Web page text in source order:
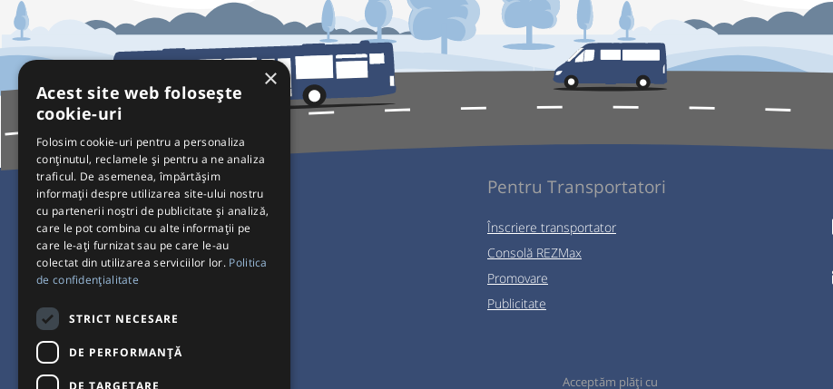
Pentru Călători
Curse autobuz
Plecări/Sosiri
Setări de cookie-uri
Pentru Transportatori
Înscriere transportator
Consolă REZMax
Promovare
Publicitate
Acceptăm plăți cu
×
Acest site web folosește
cookie-uri
Folosim cookie-uri pentru a personaliza
conținutul, reclamele și pentru a ne analiza
traficul. De asemenea, împărtășim
informații despre utilizarea site-ului nostru
cu partenerii noștri de publicitate și analiză,
care le pot combina cu alte informații pe
care le-ați furnizat sau pe care le-au
colectat din utilizarea serviciilor lor. Politica
de confidențialitate
STRICT NECESARE
DE PERFORMANȚĂ
DE TARGETARE